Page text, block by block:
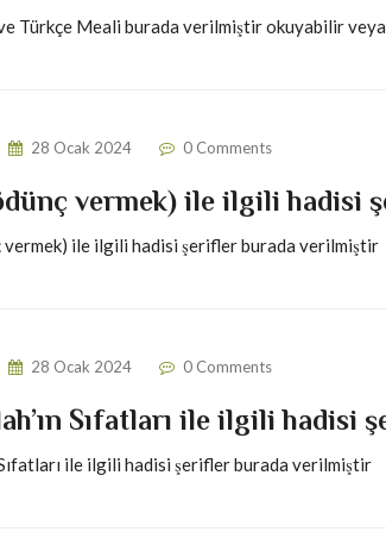
Türkçe Meali burada verilmiştir okuyabilir
28 Ocak 2024 0 Comments
vermek) ile ilgili hadisi
ile ilgili hadisi şerifler burada verilmiştir
28 Ocak 2024 0 Comments
Sıfatları ile ilgili hadisi
ile ilgili hadisi şerifler burada verilmiştir